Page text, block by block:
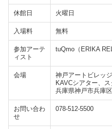
休館日 火曜日
入場料 無料
参加アーテ
ィスト
tuQmo（ERIKA
会場
神戸アートビレッ
KAVCシアター、
兵庫県神戸市兵庫
お問い合わ
せ
078-512-5500